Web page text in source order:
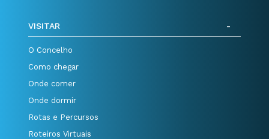
VISITAR
O Concelho
Como chegar
Onde comer
Onde dormir
Rotas e Percursos
Roteiros Virtuais